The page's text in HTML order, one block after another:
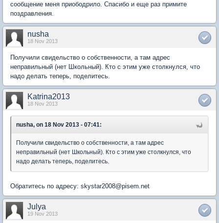
сообщение меня приободрило. Спасибо и еще раз примите
поздравления.
nusha
18 Nov 2013
Получили свидельство о собственности, а там адрес
неправильный (нет Школьный). Кто с этим уже столкнулся, что
надо делать теперь, поделитесь.
Katrina2013
18 Nov 2013
nusha, on 18 Nov 2013 - 07:41:
Получили свидельство о собственности, а там адрес
неправильный (нет Школьный). Кто с этим уже столкнулся, что
надо делать теперь, поделитесь.
Обратитесь по адресу: skystar2008@pisem.net
Julya
19 Nov 2013